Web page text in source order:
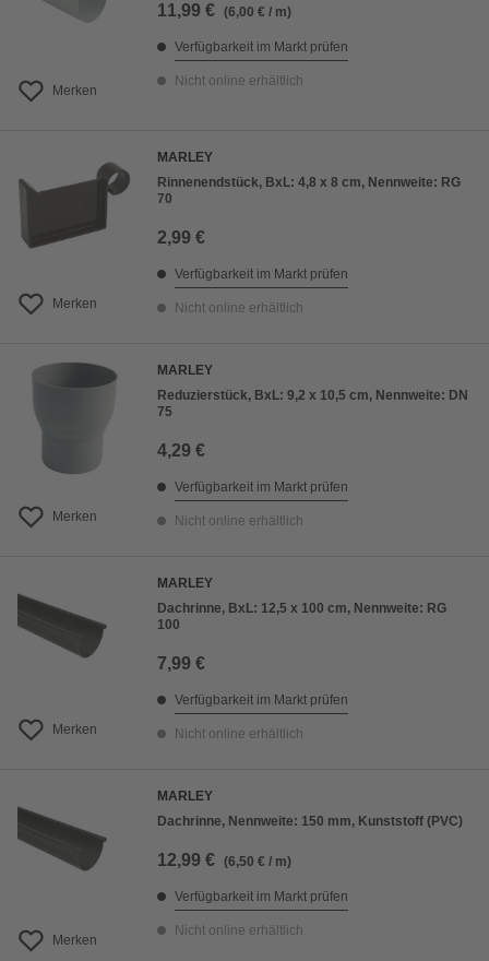
Merken
11,99 € (6,00 € / m)
Verfügbarkeit im Markt prüfen
Nicht online erhältlich
Merken
MARLEY
Rinnenendstück, BxL: 4,8 x 8 cm, Nennweite: RG
70
2,99 €
Verfügbarkeit im Markt prüfen
Nicht online erhältlich
Merken
MARLEY
Reduzierstück, BxL: 9,2 x 10,5 cm, Nennweite: DN
75
4,29 €
Verfügbarkeit im Markt prüfen
Nicht online erhältlich
Merken
MARLEY
Dachrinne, BxL: 12,5 x 100 cm, Nennweite: RG
100
7,99 €
Verfügbarkeit im Markt prüfen
Nicht online erhältlich
Merken
MARLEY
Dachrinne, Nennweite: 150 mm, Kunststoff (PVC)
12,99 € (6,50 € / m)
Verfügbarkeit im Markt prüfen
Nicht online erhältlich